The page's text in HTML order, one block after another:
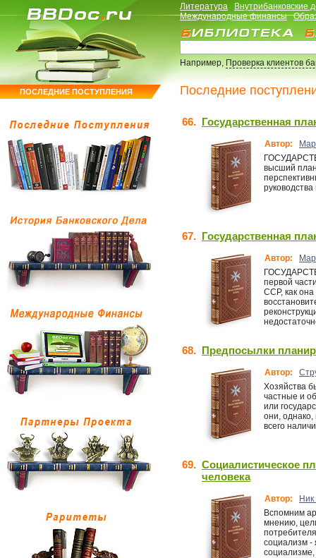
ПОСЛЕДНИЕ ПОСТУПЛЕНИЯ
Литература
Внутрибанковские
Международные финансы
Например,Проверка клиентов
Последние
66. Государственная
Автор:
высший
67. Государственная
Автор:
первой
ССР, как
68. Предпосылки
Автор:
Хозяйства
частные и
или
они,
всего
69. Социалистическое
человека
Автор:
Ник
Вспомним
мнению,
социализм -
социализме,